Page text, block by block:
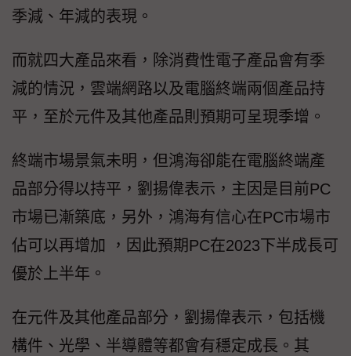
季減、年減的表現。
而就四大產品來看，除消費性電子產品會有季
減的情況，雲端網路以及電腦終端兩個產品持
平，至於元件及其他產品則預期可呈現季增。
終端市場景氣未明，但鴻海卻能在電腦終端產
品部分得以持平，劉揚偉表示，主因是目前PC
市場已漸築底，另外，鴻海有信心在PC市場市
佔可以再增加 ，因此預期PC在2023下半成長可
優於上半年。
在元件及其他產品部分，劉揚偉表示，包括機
構件、光學、半導體等都會有穩定成長。其